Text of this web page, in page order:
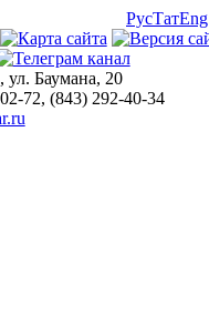
РусТатEng
ул. Баумана, 20
72, (843) 292-40-34